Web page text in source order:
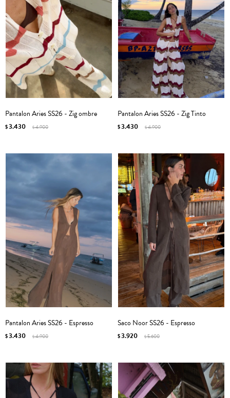
Pantalon Aries SS26 - Zig ombre
$3.430 $4.900
Pantalon Aries SS26 - Zig Tinto
$3.430 $4.900
Pantalon Aries SS26 - Espresso
$3.430 $4.900
Saco Noor SS26 - Espresso
$3.920 $5.600